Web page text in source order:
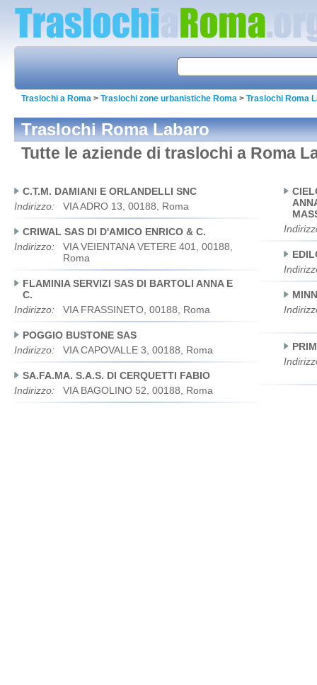
Traslochi a Roma > Traslochi zone urbanistiche Roma > Traslochi Roma
Traslochi Roma Labaro
Tutte le aziende di traslochi a Roma
C.T.M. DAMIANI E ORLANDELLI SNC
Indirizzo:
VIA ADRO 13, 00188, Roma
CRIWAL SAS DI D'AMICO ENRICO & C.
Indirizzo:
VIA VEIENTANA VETERE 401, 00188,
Roma
FLAMINIA SERVIZI SAS DI BARTOLI ANNA E
C.
Indirizzo:
VIA FRASSINETO, 00188, Roma
POGGIO BUSTONE SAS
Indirizzo:
VIA CAPOVALLE 3, 00188, Roma
SA.FA.MA. S.A.S. DI CERQUETTI FABIO
Indirizzo:
VIA BAGOLINO 52, 00188, Roma